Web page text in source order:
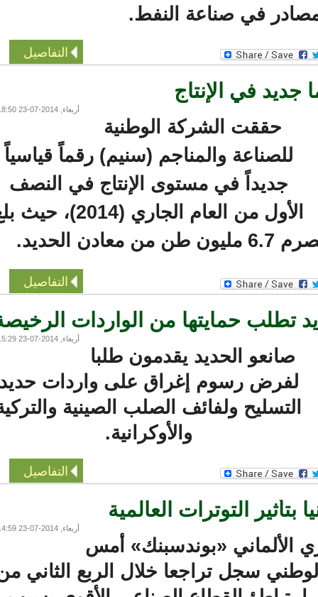
في صناعة النفط.
التفاصيل
في الإنتاج
أربعاء, 2014-07-23 18:50
حققت الشركة الوطنية
للصناعة والمناجم (سنيم) رقماً قياسياً
جديداً في مستوى الإنتاج في النصف
الأول من العام الجاري (2014)، حيث بلغ
التفاصيل
حمايتها من الواردات الرخيصة
أربعاء, 2014-07-23 15:29
صانعو الحديد يقدمون طلبا
لفرض رسوم إغراق على واردات حديد
التسليح ولفائف الصلب الصينية والتركية
والأوكرانية.
التفاصيل
التوترات العالمية
أربعاء, 2014-07-23 14:59
«بوندسبنك» أمس
سجل تراجعا خلال الربع الثاني من